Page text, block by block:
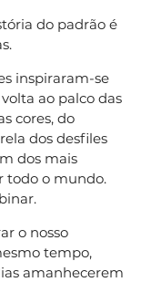
do padrão é
inspiraram-se
ao palco das
cores, do
dos desfiles
dos mais
todo o mundo.
o nosso
tempo,
amanhecerem